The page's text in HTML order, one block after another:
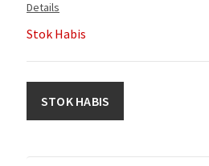
Stok Habis
STOK HABIS